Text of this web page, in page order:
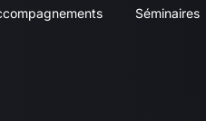
Séminaires